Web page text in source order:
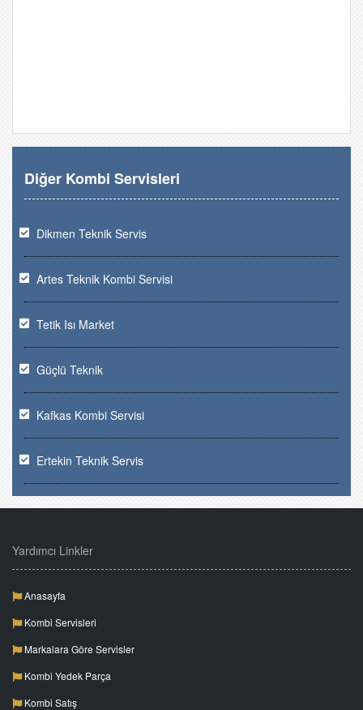
Diğer Kombi Servisleri
Dikmen Teknik Servis
Artes Teknik Kombi Servisi
Tetik Isı Market
Güçlü Teknik
Kafkas Kombi Servisi
Ertekin Teknik Servis
Yardımcı Linkler
Anasayfa
Kombi Servisleri
Markalara Göre Servisler
Kombi Yedek Parça
Kombi Satış